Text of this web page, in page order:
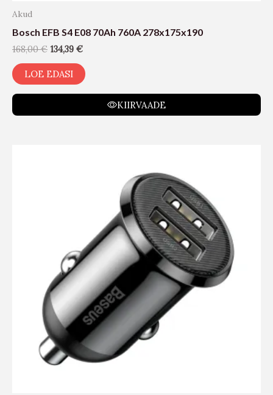
Akud
Bosch EFB S4 E08 70Ah 760A 278x175x190
168,00€ 134,39 €
LOE EDASI
KIIRVAADE